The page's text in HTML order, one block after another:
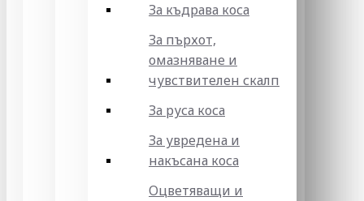
За къдрава коса
За пърхот,
омазняване и
чувствителен скалп
За руса коса
За увредена и
накъсана коса
Оцветяващи и